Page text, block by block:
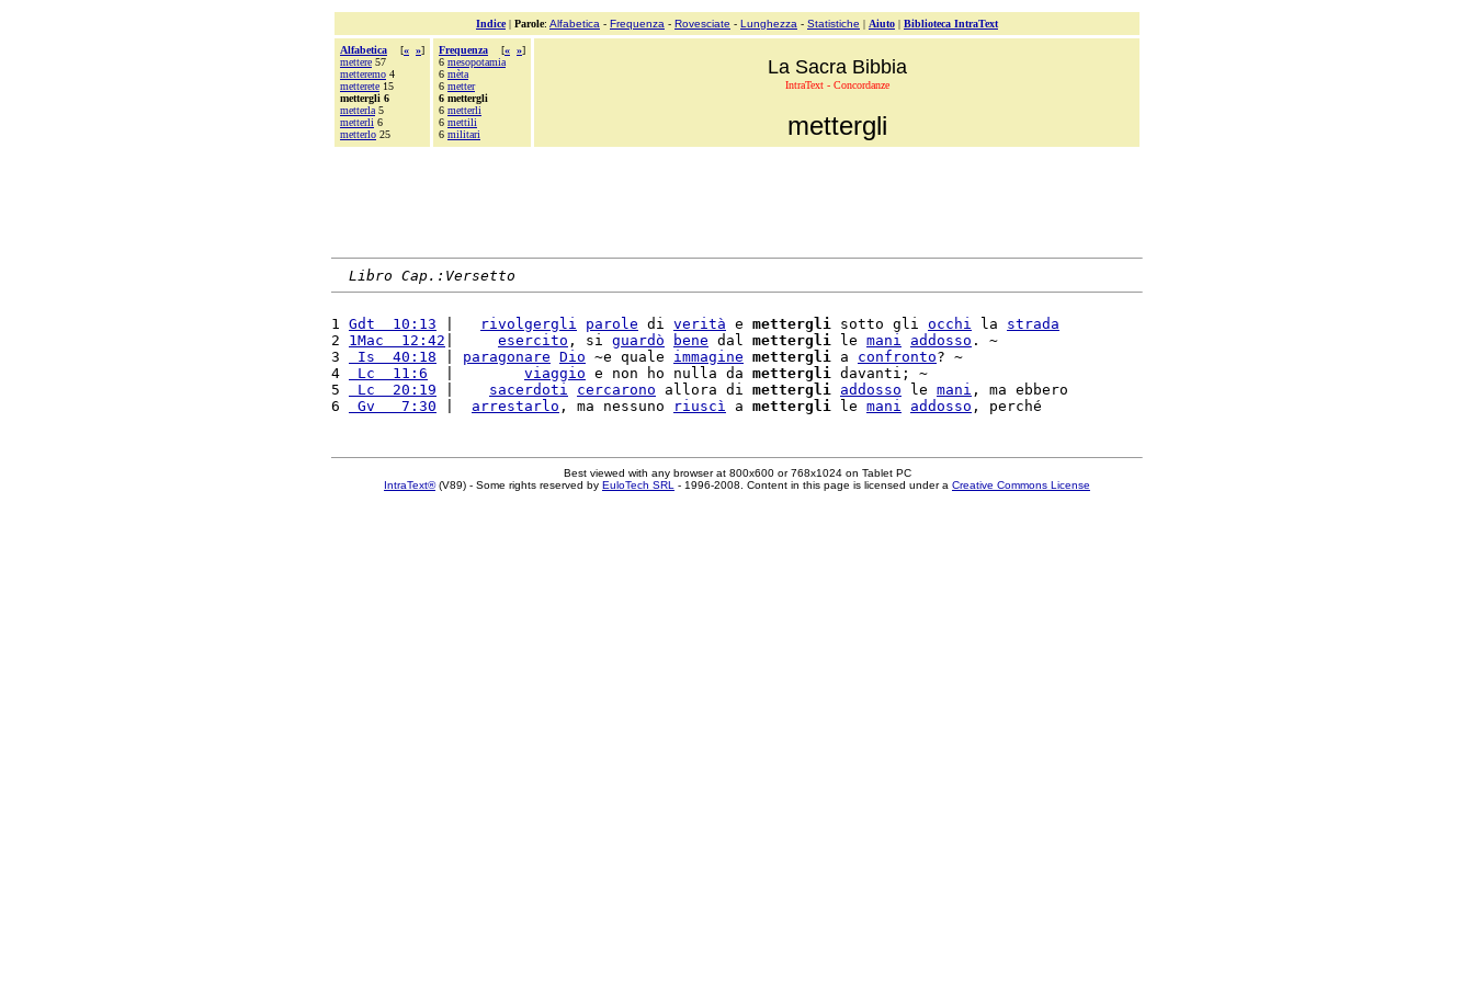
Indice| Parole: Alfabetica - Frequenza - Rovesciate - Lunghezza - Statistiche | Aiuto | Biblioteca IntraText
Alfabetica [« »]
mettere 57
metteremo 4
metterete 15
mettergli 6
metterla 5
metterli 6
metterlo 25
Frequenza [« »]
6 mesopotamia
6 mèta
6 metter
6 mettergli
6 metterli
6 mettili
6 militari
La Sacra Bibbia
IntraText - Concordanze
mettergli
Libro Cap.:Versetto
1 Gdt  10:13 rivolgergli parole di verità e mettergli sotto gli occhi la strada
2 1Mac  12:42 esercito , si guardò bene dal mettergli le mani addosso . ~
3
Is  40:18 paragonare Dio ~e quale immagine mettergli a confronto? ~
4
Lc  11:6 viaggio e non ho nulla da mettergli davanti; ~
5
Lc  20:19 sacerdoti cercarono allora di mettergli addosso le mani , ma ebbero
6
Gv   7:30 arrestarlo , ma nessuno riuscì a mettergli le mani addosso
Best viewed with any browser at 800x600 or 768x1024 on Tablet PC
IntraText®(V89) - Some rights reserved by EuloTech SRL - 1996-2008. Content in this page is licensed under a Creative Commons License